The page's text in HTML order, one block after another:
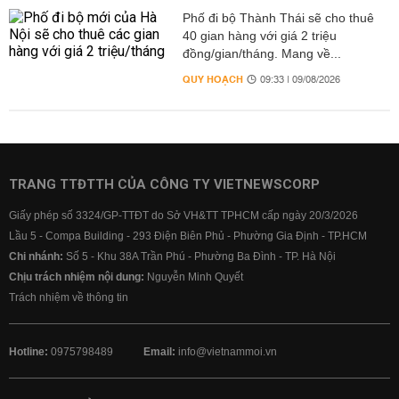
Phố đi bộ Thành Thái sẽ cho thuê
40 gian hàng với giá 2 triệu
đồng/gian/tháng. Mang về...
QUY HOẠCH 09:33 | 09/08/2026
TRANG TTĐTTH CỦA CÔNG TY VIETNEWSCORP
Giấy phép số 3324/GP-TTĐT do Sở VH&TT TPHCM cấp ngày 20/3/2026
Lầu 5 - Compa Building - 293 Điện Biên Phủ - Phường Gia Định - TP.HCM
Chi nhánh: Số 5 - Khu 38A Trần Phú - Phường Ba Đình - TP. Hà Nội
Chịu trách nhiệm nội dung: Nguyễn Minh Quyết
Trách nhiệm về thông tin
Hotline: 0975798489 Email: info@vietnammoi.vn